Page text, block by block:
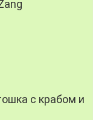
с крабом и